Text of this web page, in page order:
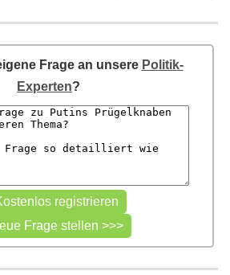
Frage an unsere Politik-
Experten?